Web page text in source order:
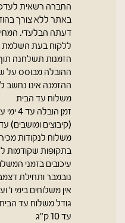
החברה רשאית
באתר ללא צורך
דעתה הבלעדי.
ללקוח בעת השלמת
הזמנות תשלחנה תוך
ההובלה מבוסס על
ההזמנה אינו נחשב
משלוח עד הבית
זמן
(קיבוצים ומושבים) עד 6 ימי
משלוח לנקודות מכירה:
בתקופות שקודמות
עיכובים בזמני
נובמבר ותחילת
אין משלוחים בימי ו'
עד 10 ק"ג